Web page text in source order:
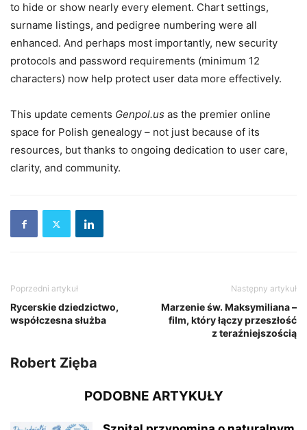
to hide or show nearly every element. Chart settings,
surname listings, and pedigree numbering were all
enhanced. And perhaps most importantly, new security
protocols and password requirements (minimum 12
characters) now help protect user data more effectively.
This update cements Genpol.us as the premier online
space for Polish genealogy – not just because of its
resources, but thanks to ongoing dedication to user care,
clarity, and community.
Poprzedni artykuł
Rycerskie dziedzictwo,
współczesna służba
Następny artykuł
Marzenie św. Maksymiliana –
film, który łączy przeszłość
z teraźniejszością
Robert Zięba
PODOBNE ARTYKUŁY